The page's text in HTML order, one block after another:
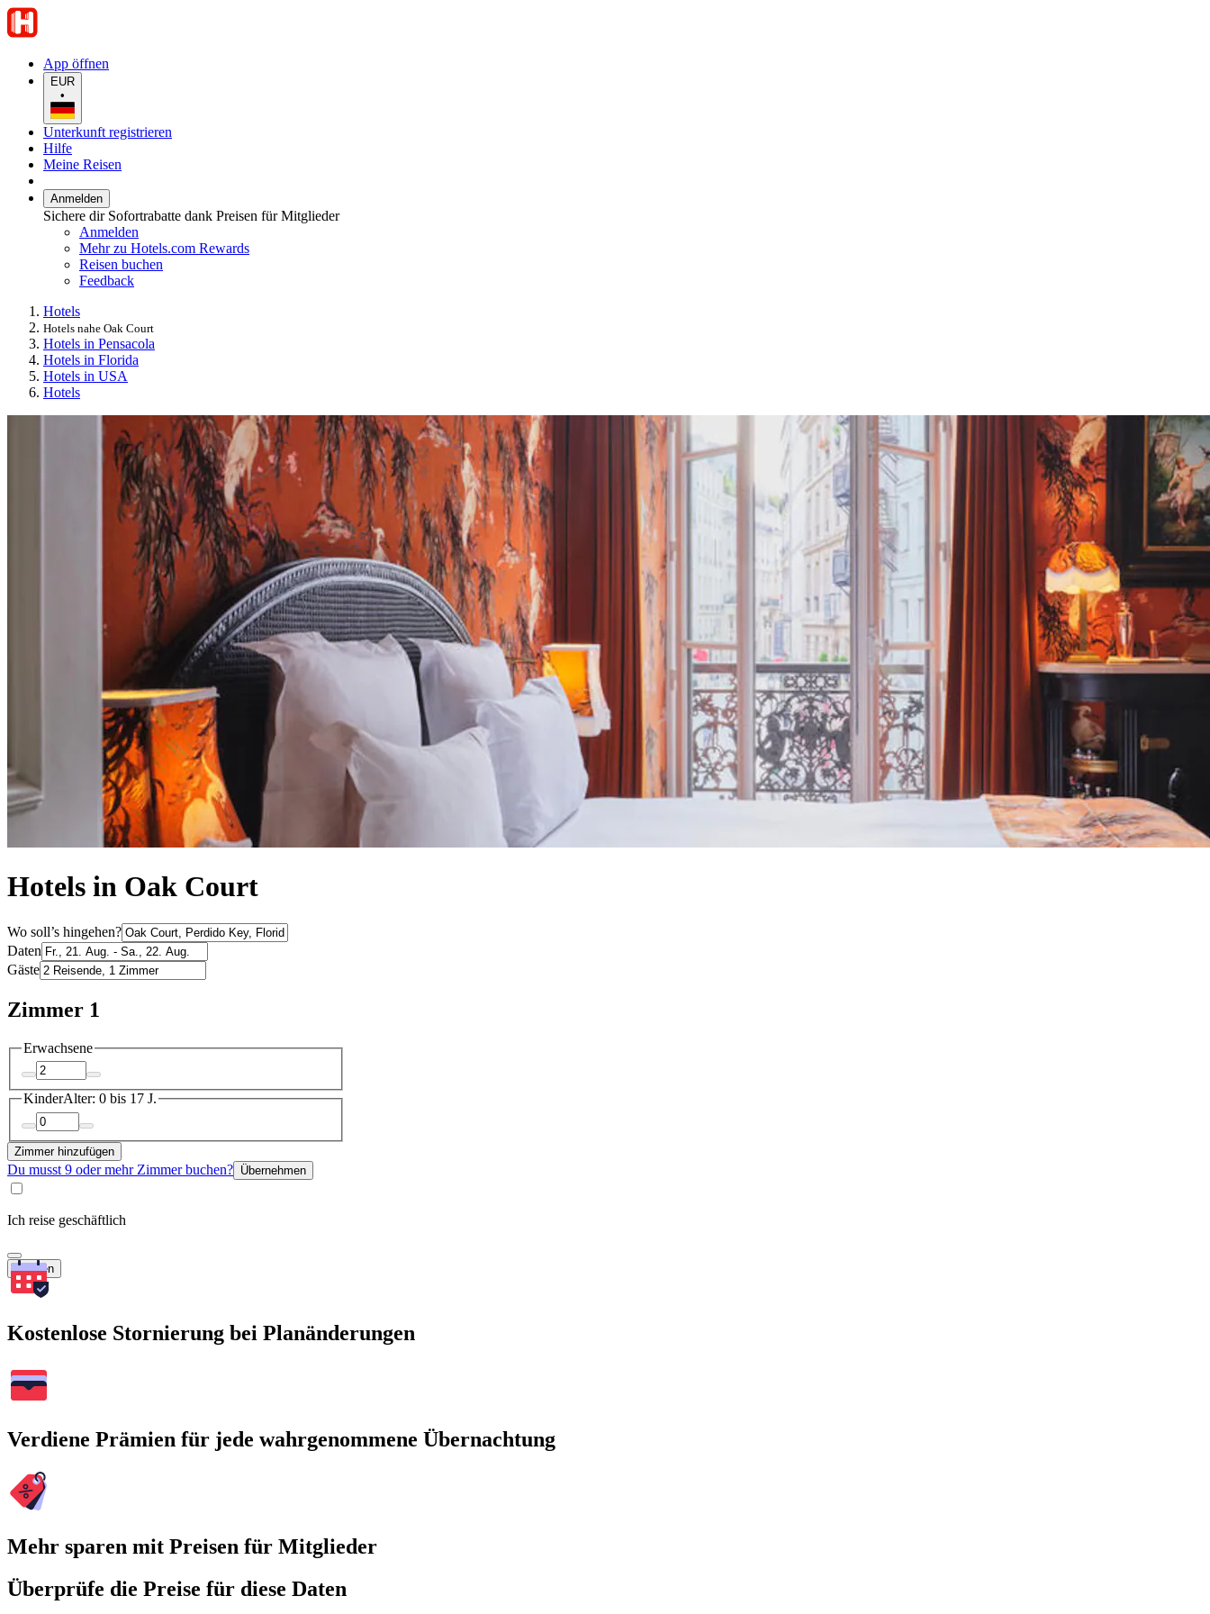
App öffnen
EUR
•
Unterkunft registrieren
Hilfe
Meine Reisen
Anmelden
Sichere dir Sofortrabatte dank Preisen für Mitglieder
Anmelden
Mehr zu Hotels.com Rewards
Reisen buchen
Feedback
Hotels
Hotels nahe Oak Court
Hotels in Pensacola
Hotels in Florida
Hotels in USA
Hotels
Hotels in Oak Court
Wo soll’s hingehen?
Daten
Gäste
Zimmer 1
Erwachsene
KinderAlter: 0 bis 17 J.
Zimmer hinzufügen
Du musst 9 oder mehr Zimmer buchen? Übernehmen
Ich reise geschäftlich
Suchen
Kostenlose Stornierung bei Planänderungen
Verdiene Prämien für jede wahrgenommene Übernachtung
Mehr sparen mit Preisen für Mitglieder
Überprüfe die Preise für diese Daten